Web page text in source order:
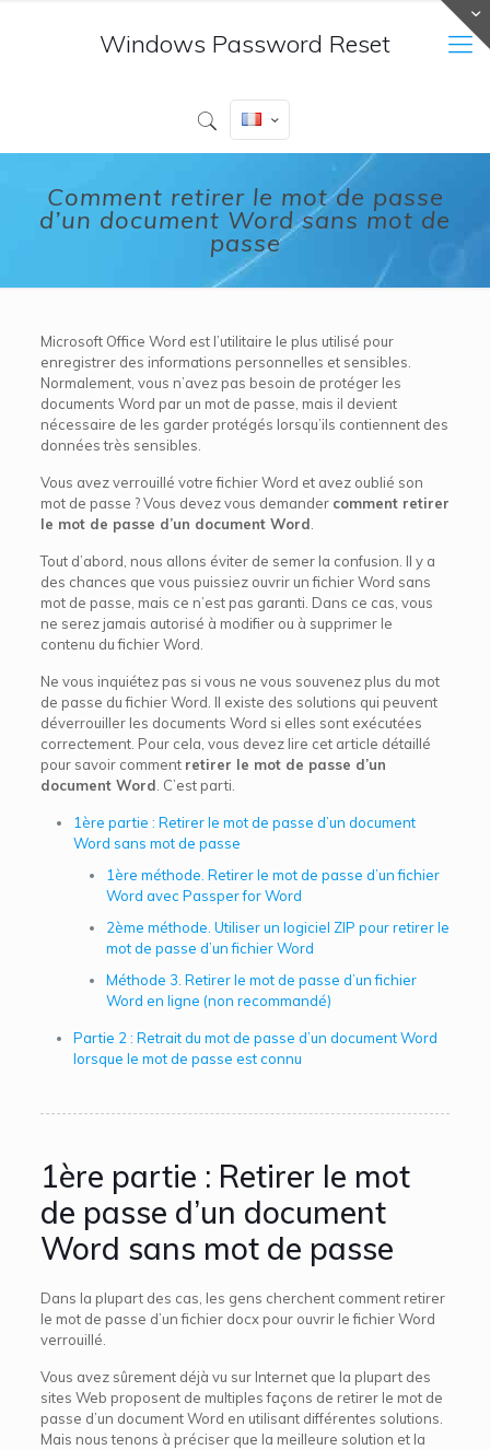
Windows Password Reset
Comment retirer le mot de passe
d’un document Word sans mot de
passe
Microsoft Office Word est l’utilitaire le plus utilisé pour
enregistrer des informations personnelles et sensibles.
Normalement, vous n’avez pas besoin de protéger les
documents Word par un mot de passe, mais il devient
nécessaire de les garder protégés lorsqu’ils contiennent des
données très sensibles.
Vous avez verrouillé votre fichier Word et avez oublié son
mot de passe ? Vous devez vous demander comment retirer
le mot de passe d’un document Word
Tout d’abord, nous allons éviter de semer la confusion. Il y a
des chances que vous puissiez ouvrir un fichier Word sans
mot de passe, mais ce n’est pas garanti. Dans ce cas, vous
ne serez jamais autorisé à modifier ou à supprimer le
contenu du fichier Word.
Ne vous inquiétez pas si vous ne vous souvenez plus du mot
de passe du fichier Word. Il existe des solutions qui peuvent
déverrouiller les documents Word si elles sont exécutées
correctement. Pour cela, vous devez lire cet article détaillé
pour savoir comment retirer le mot de passe d’un
document Word . C’est parti.
1ère partie : Retirer le mot de passe d’un document
Word sans mot de passe
1ère méthode. Retirer le mot de passe d’un fichier
Word avec Passper for Word
2ème méthode. Utiliser un logiciel ZIP pour retirer le
mot de passe d’un fichier Word
Méthode 3. Retirer le mot de passe d’un fichier
Word en ligne (non recommandé)
Partie 2 : Retrait du mot de passe d’un document Word
lorsque le mot de passe est connu
1ère partie : Retirer le mot
de passe d’un document
Word sans mot de passe
Dans la plupart des cas, les gens cherchent comment retirer
le mot de passe d’un fichier docx pour ouvrir le fichier Word
verrouillé.
Vous avez sûrement déjà vu sur Internet que la plupart des
sites Web proposent de multiples façons de retirer le mot de
passe d’un document Word en utilisant différentes solutions.
Mais nous tenons à préciser que la meilleure solution et la